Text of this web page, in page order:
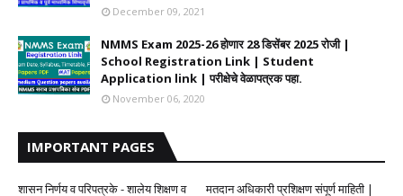
December 09, 2021
NMMS Exam 2025-26 होणार 28 डिसेंबर 2025 रोजी |
School Registration Link | Student
Application link | परीक्षेचे वेळापत्रक पहा.
November 06, 2020
IMPORTANT PAGES
शासन निर्णय व परिपत्रके - शालेय शिक्षण व
मतदान अधिकारी प्रशिक्षण संपूर्ण माहिती |